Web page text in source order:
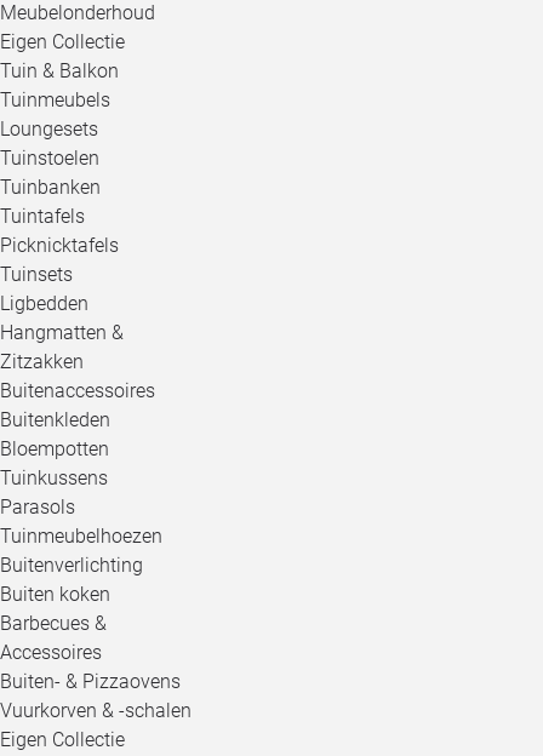
Meubelonderhoud
Eigen Collectie
Tuin & Balkon
Tuinmeubels
Loungesets
Tuinstoelen
Tuinbanken
Tuintafels
Picknicktafels
Tuinsets
Ligbedden
Hangmatten &
Zitzakken
Buitenaccessoires
Buitenkleden
Bloempotten
Tuinkussens
Parasols
Tuinmeubelhoezen
Buitenverlichting
Buiten koken
Barbecues &
Accessoires
Buiten- & Pizzaovens
Vuurkorven & -schalen
Eigen Collectie